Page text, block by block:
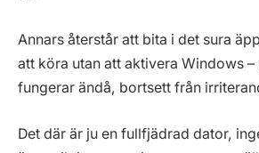
Annars återstår att bita i det sura
att köra utan att aktivera Windows –
fungerar ändå, bortsett från
Det där är ju en fullfjädrad dator,